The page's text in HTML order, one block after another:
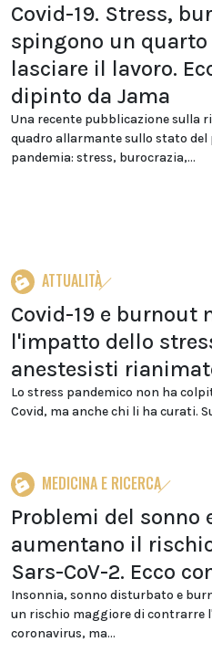
Covid-19. Stress,
spingono un
lasciare il lavoro.
dipinto da Jama
Una recente pubblicazione sulla
quadro allarmante sullo stato
pandemia: stress, burocrazia,...
ATTUALITÀ
Covid-19 e burnout
l'impatto dello
anestesisti
Lo stress pandemico non ha
Covid, ma anche chi li ha curati.
MEDICINA E RICERCA
Problemi del sonno
aumentano il
Sars-CoV-2. Ecco
Insonnia, sonno disturbato e
un rischio maggiore di contrarre
coronavirus, ma...